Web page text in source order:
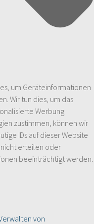
um Geräteinformationen
Wir tun dies, um das
Werbung
zustimmen, können wir
IDs auf dieser Website
nicht erteilen oder
beeinträchtigt werden.
von